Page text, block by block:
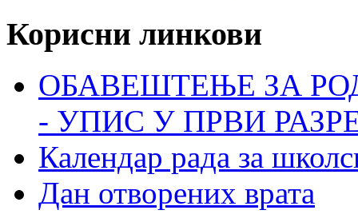
Корисни линкови
ОБАВЕШТЕЊЕ ЗА
- УПИС У ПРВИ
Календар рада за
Дан отворених врата